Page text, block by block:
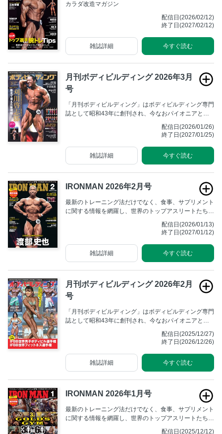
カラダ改造マガジン
配信日(2026/02/12)
終了日(2027/02/12)
今すぐ読む
雑誌詳細
月刊ボディビルディング 2026年3月
号
「月刊ボディビルディング」はボディビルディング専門
誌として昭和43年に創刊され、今なおパイオニアとし
ての不動の地位を築いています。全国のボディビルダー
からは「月ボ」の愛称で広く親しまれ、ボディビル大会
をいただいております。
配信日(2026/01/26)
終了日(2027/01/25)
今すぐ読む
雑誌詳細
IRONMAN 2026年2月号
最新のトレーニング法だけでなく、食事、サプリメント
に関する情報を網羅し、世界のトップアスリートたちが
行なっている方法、海外の最新トレーニング&栄養学を
配信日(2026/01/13)
終了日(2027/01/12)
今すぐ読む
雑誌詳細
月刊ボディビルディング 2026年2月
号
「月刊ボディビルディング」はボディビルディング専門
誌として昭和43年に創刊され、今なおパイオニアとし
ての不動の地位を築いています。全国のボディビルダー
からは「月ボ」の愛称で広く親しまれ、ボディビル大会
をいただいております。
配信日(2025/12/27)
終了日(2026/12/26)
今すぐ読む
雑誌詳細
IRONMAN 2026年1月号
最新のトレーニング法だけでなく、食事、サプリメント
に関する情報を網羅し、世界のトップアスリートたちが
行なっている方法、海外の最新トレーニング&栄養学を
配信日(2025/12/12)